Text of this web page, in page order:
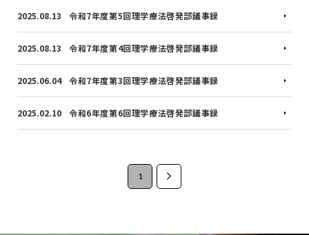
2025.08.13 令和7年度第5回理学療法啓発部議事録
2025.08.13 令和7年度第4回理学療法啓発部議事録
2025.06.04 令和7年度第3回理学療法啓発部議事録
2025.02.10 令和6年度第6回理学療法啓発部議事録
1 Next